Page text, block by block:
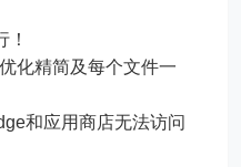
化精简及每个文件一
和应用商店无法访问